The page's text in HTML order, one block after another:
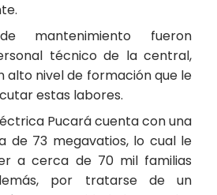
mantenimiento fueron
técnico de la central,
alto nivel de formación que le
estas labores.
Pucará cuenta con una
de 73 megavatios, lo cual le
a cerca de 70 mil familias
por tratarse de un